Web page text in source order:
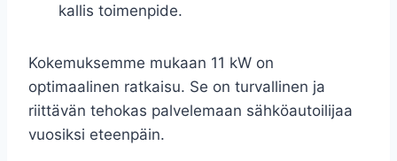
kallis toimenpide.
Kokemuksemme mukaan 11 kW on
optimaalinen ratkaisu. Se on turvallinen ja
riittävän tehokas palvelemaan sähköautoilijaa
vuosiksi eteenpäin.